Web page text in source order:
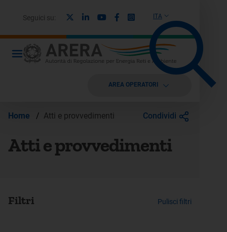
ITA
Seguici su: LinkedinYoutubeFacebook
Instagram
AREA OPERATORI
Home / Atti e provvedimenti Condividi
Atti e provvedimenti
Filtri Pulisci filtri